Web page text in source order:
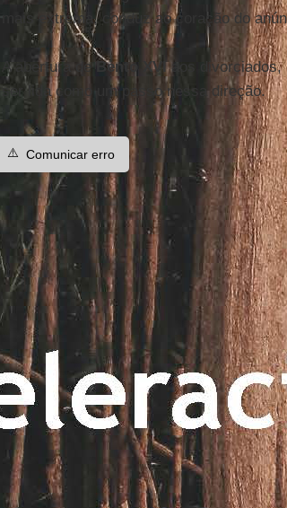
mais extrema, conduz ao coração do
A abertura de Bento XVIaos
ser lida como um passo nessa direção.
⚠️ Comunicar erro